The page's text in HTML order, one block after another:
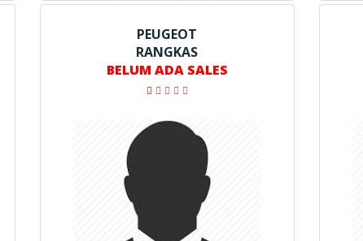
PEUGEOT
RANGKAS
BELUM ADA SALES